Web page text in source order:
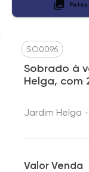
Fotos
SO0096
Sobrado à
Helga, com
Jardim Helga
Valor Venda